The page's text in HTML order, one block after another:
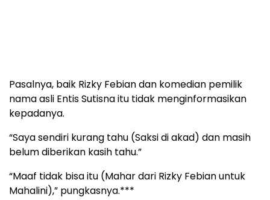
Pasalnya, baik Rizky Febian dan komedian pemilik
nama asli Entis Sutisna itu tidak menginformasikan
kepadanya.
“Saya sendiri kurang tahu (Saksi di akad) dan masih
belum diberikan kasih tahu.”
“Maaf tidak bisa itu (Mahar dari Rizky Febian untuk
Mahalini),” pungkasnya.***